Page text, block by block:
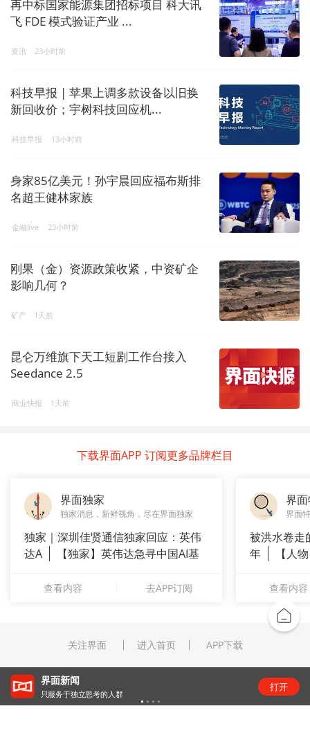
再中标国家能源集团招标项目 科大讯
飞 FDE 模式验证产业 ...
资讯 23小时前
科技早报 | 苹果上调多款设备以旧换
新回收价；宇树科技回应机...
科技早报 13小时前
身家85亿美元！孙宇晨回应福布斯排
名超王健林家族
金融live 23小时前
刚果（金）资源政策收紧，中资矿企
影响几何？
矿产 1天前
昆仑万维旗下天工短剧工作台接入
Seedance 2.5
商业快报 1天前
下载界面APP 订阅更多品牌栏目
界面独家
独家消息，新鲜视角，尽在界面独家
独家｜深圳佳贤通信独家回应：英伟
达A
【独家】英伟达急寻中国AI基
查看内容 去APP订阅
界
界面
被洪水卷走
年
【人
查看内容
关注界面 进入首页 APP下载
“锂业双雄”净利齐翻番，扣非净利却呈“冷暖”两
级
打开